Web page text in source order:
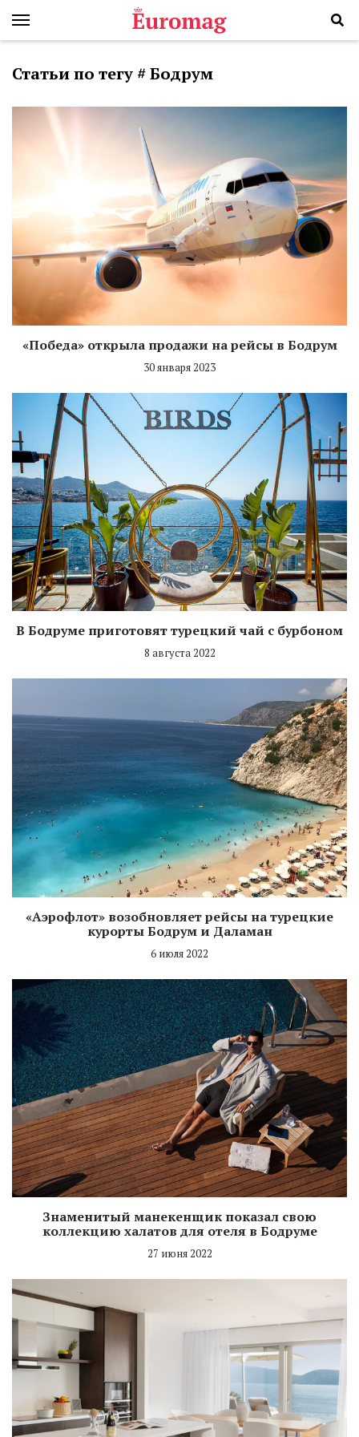
Статьи по тегу # Бодрум
«Победа» открыла продажи на рейсы в Бодрум
30 января 2023
В Бодруме приготовят турецкий чай с бурбоном
8 августа 2022
«Аэрофлот» возобновляет рейсы на турецкие
курорты Бодрум и Даламан
6 июля 2022
Знаменитый манекенщик показал свою
коллекцию халатов для отеля в Бодруме
27 июня 2022